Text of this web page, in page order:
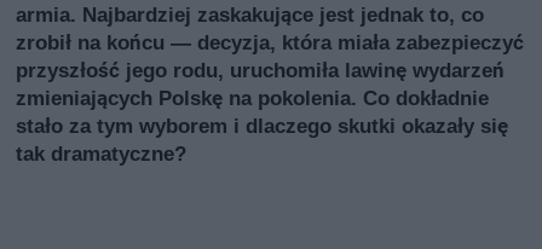
armia. Najbardziej zaskakujące jest jednak to, co
zrobił na końcu — decyzja, która miała zabezpieczyć
przyszłość jego rodu, uruchomiła lawinę wydarzeń
zmieniających Polskę na pokolenia. Co dokładnie
stało za tym wyborem i dlaczego skutki okazały się
tak dramatyczne?